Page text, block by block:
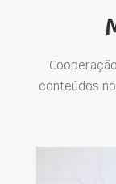
conteúdos